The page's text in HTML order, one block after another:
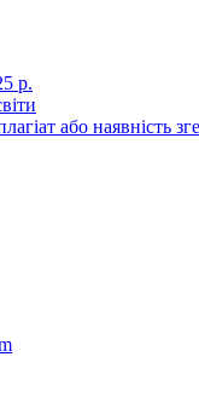
р.
або наявність